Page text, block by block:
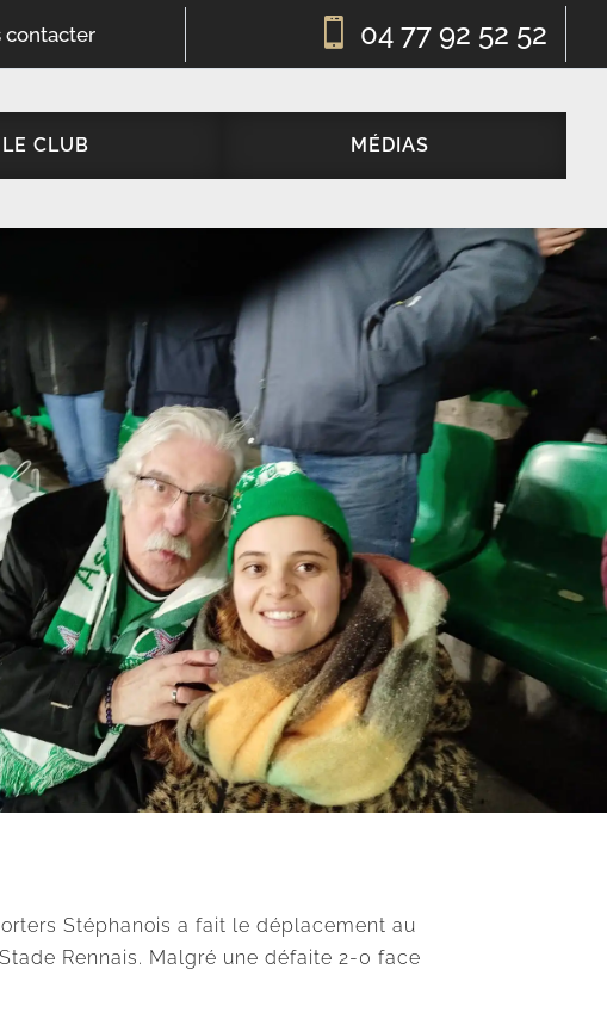
contacter  04 77 92 52 52
LE CLUB MÉDIAS
Stéphanois a fait le déplacement au
Rennais. Malgré une défaite 2-0 face